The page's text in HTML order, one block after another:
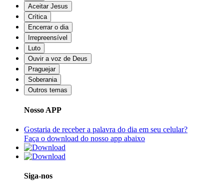
Aceitar Jesus
Crítica
Encerrar o dia
Irrepreensível
Luto
Ouvir a voz de Deus
Praguejar
Soberania
Outros temas
Nosso APP
Gostaria de receber a palavra do dia em seu celular?
Faça o download do nosso app abaixo
Siga-nos